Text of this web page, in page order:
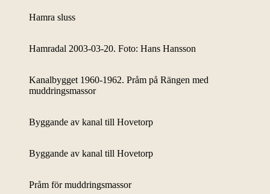
Hamra sluss
Hamradal 2003-03-20. Foto: Hans Hansson
Kanalbygget 1960-1962. Pråm på Rängen med
muddringsmassor
Byggande av kanal till Hovetorp
Byggande av kanal till Hovetorp
Pråm för muddringsmassor